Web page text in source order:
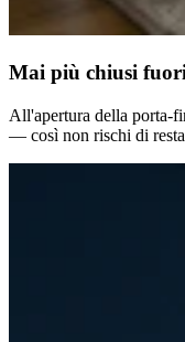
Mai più chiusi fuori
All'apertura della porta-
— così non rischi di